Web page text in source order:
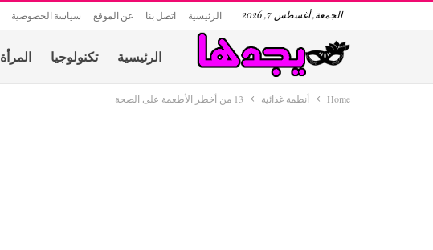
الجمعة, أغسطس 7, 2026 الرئيسية اتصل بنا عن الموقع سياسة الخصوصية
الرئيسية تكنولوجيا المرأة
Home أنظمة غذائية 13 من أخطر الأطعمة على الصحة